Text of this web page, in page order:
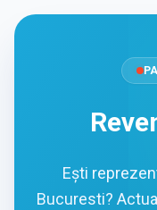
Ești
Bucuresti?